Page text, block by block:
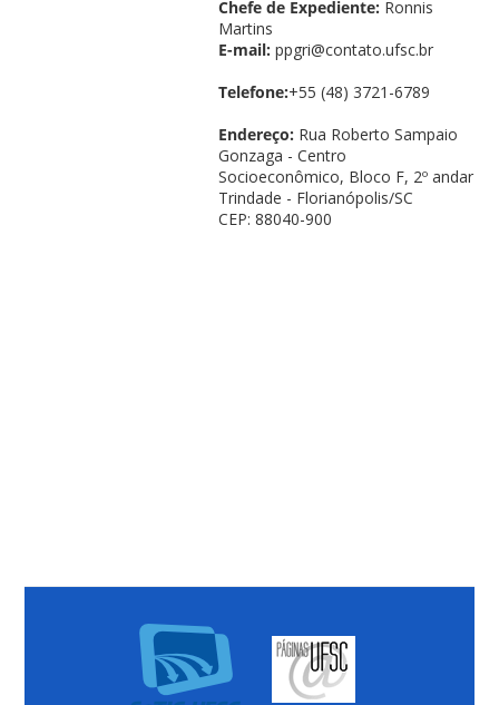
Chefe de Expediente: Ronnis
Martins
E-mail: ppgri@contato.ufsc.br
Telefone:+55 (48) 3721-6789
Endereço: Rua Roberto Sampaio
Gonzaga - Centro
Socioeconômico, Bloco F, 2º andar
Trindade - Florianópolis/SC
CEP: 88040-900